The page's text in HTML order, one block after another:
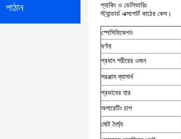
পাঠান
প্যাকিং ও ডেলিভারিঃ
স্ট্যান্ডার্ড এক্সপোর্ট কাঠের কেস।
স্পেসিফিকেশন
বর্ণনা
প্রধান শরীরের ওজন
সরঞ্জাম ব্যাসার্ধ
প্রভাবের হার
অপারেটিং চাপ
মোট দৈর্ঘ্য